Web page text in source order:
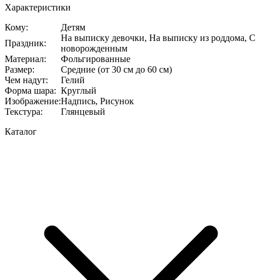
Характеристики
Кому:
Детям
Праздник:
На выписку девочки, На выписку из роддома, С
новорожденным
Материал:
Фольгированные
Размер:
Средние (от 30 см до 60 см)
Чем надут:
Гелий
Форма шара: Круглый
Изображение:Надпись, Рисунок
Текстура:
Глянцевый
Каталог